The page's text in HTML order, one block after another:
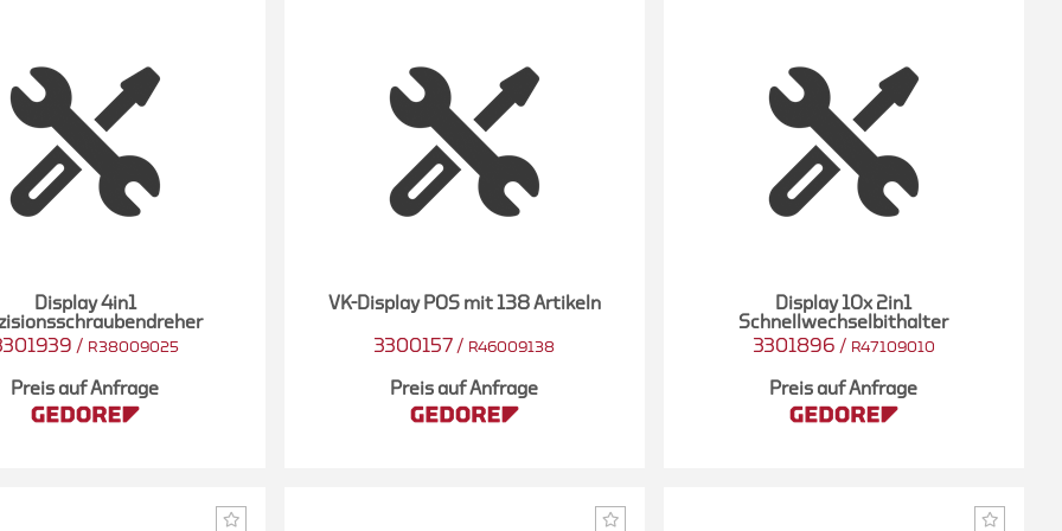
Display 4in1
/ R38009025
Preis auf Anfrage
VK-Display POS mit 138 Artikeln
3300157 / R46009138
Preis auf Anfrage
Display 10x 2in1
Schnellwechselbithalter
3301896 / R47109010
Preis auf Anfrage